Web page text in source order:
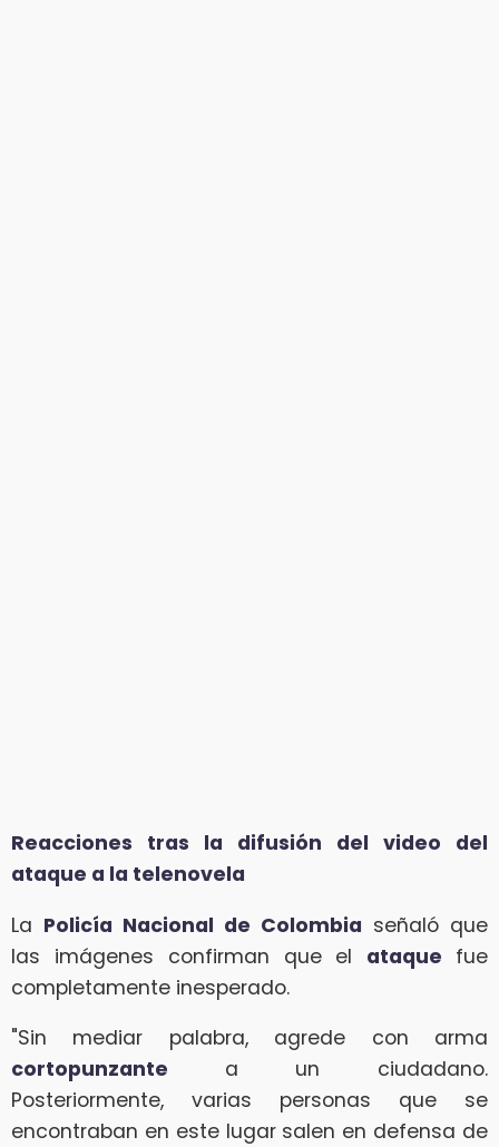
Reacciones tras la difusión del video del
ataque a la telenovela
La Policía Nacional de Colombia señaló que
las imágenes confirman que el ataque fue
completamente inesperado.
"Sin mediar palabra, agrede con arma
cortopunzante a un ciudadano.
Posteriormente, varias personas que se
encontraban en este lugar salen en defensa de